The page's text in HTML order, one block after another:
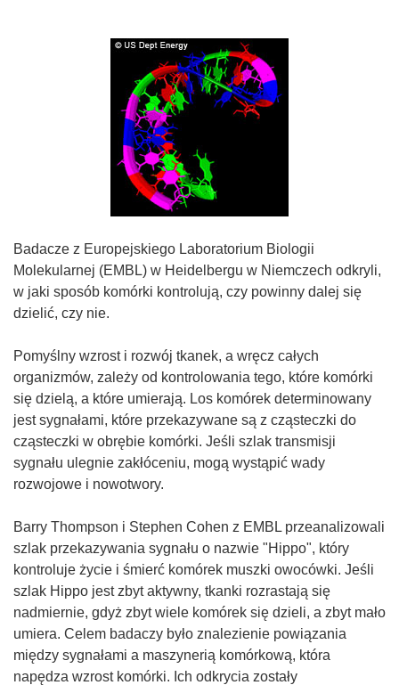
Badacze z Europejskiego Laboratorium Biologii
Molekularnej (EMBL) w Heidelbergu w Niemczech odkryli,
w jaki sposób komórki kontrolują, czy powinny dalej się
dzielić, czy nie.
Pomyślny wzrost i rozwój tkanek, a wręcz całych
organizmów, zależy od kontrolowania tego, które komórki
się dzielą, a które umierają. Los komórek determinowany
jest sygnałami, które przekazywane są z cząsteczki do
cząsteczki w obrębie komórki. Jeśli szlak transmisji
sygnału ulegnie zakłóceniu, mogą wystąpić wady
rozwojowe i nowotwory.
Barry Thompson i Stephen Cohen z EMBL przeanalizowali
szlak przekazywania sygnału o nazwie "Hippo", który
kontroluje życie i śmierć komórek muszki owocówki. Jeśli
szlak Hippo jest zbyt aktywny, tkanki rozrastają się
nadmiernie, gdyż zbyt wiele komórek się dzieli, a zbyt mało
umiera. Celem badaczy było znalezienie powiązania
między sygnałami a maszynerią komórkową, która
napędza wzrost komórki. Ich odkrycia zostały